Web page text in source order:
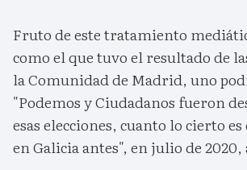
Fruto de este tratamiento
como el que tuvo el resultado de
la Comunidad de Madrid, uno
"Podemos y Ciudadanos fueron
esas elecciones, cuanto lo cierto
en Galicia antes", en julio de